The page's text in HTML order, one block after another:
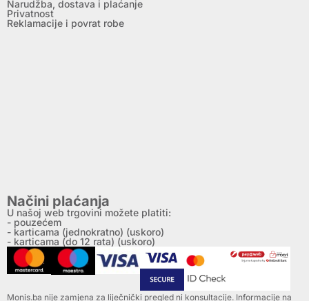
Narudžba, dostava i plaćanje
Privatnost
Reklamacije i povrat robe
Načini plaćanja
U našoj web trgovini možete platiti:
- pouzećem
- karticama (jednokratno) (uskoro)
- karticama (do 12 rata) (uskoro)
Monis.ba nije zamjena za liječnički pregled ni konsultacije. Informacije na